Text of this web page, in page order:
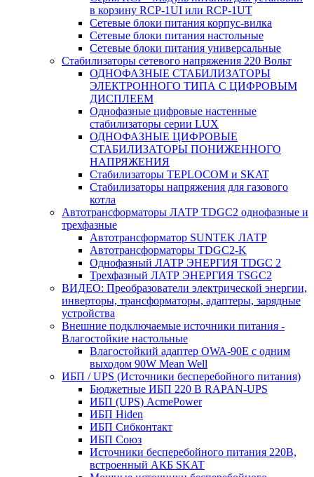
в корзину RCP-1UI или RCP-1UT
Сетевые блоки питания корпус-вилка
Сетевые блоки питания настольные
Сетевые блоки питания универсальные
Стабилизаторы сетевого напряжения 220 Вольт
ОДНОФАЗНЫЕ СТАБИЛИЗАТОРЫ
ЭЛЕКТРОННОГО ТИПА С ЦИФРОВЫМ
ДИСПЛЕЕМ
Однофазные цифровые настенные
стабилизаторы серии LUX
ОДНОФАЗНЫЕ ЦИФРОВЫЕ
СТАБИЛИЗАТОРЫ ПОНИЖЕННОГО
НАПРЯЖЕНИЯ
Стабилизаторы TEPLOCOM и SKAT
Стабилизаторы напряжения для газового
котла
Автотрансформаторы ЛАТР TDGC2 однофазные и
трехфазные
Автотрансформатор SUNTEK ЛАТР
Автотрансформаторы TDGC2-K
Однофазный ЛАТР ЭНЕРГИЯ TDGC 2
Трехфазный ЛАТР ЭНЕРГИЯ TSGC2
ВИДЕО: Преобразователи электрической энергии,
инверторы, трансформаторы, адаптеры, зарядные
устройства
Внешние подключаемые источники питания -
Влагостойкие настольные
Влагостойкий адаптер OWA-90E с одним
выходом 90W Mean Well
ИБП / UPS (Источники бесперебойного питания)
Бюджетные ИБП 220 В RAPAN-UPS
ИБП (UPS) AcmePower
ИБП Hiden
ИБП Сибконтакт
ИБП Союз
Источники бесперебойного питания 220В,
встроенный АКБ SKAT